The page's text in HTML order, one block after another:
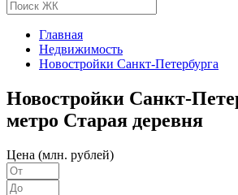
Главная
Недвижимость
Новостройки Санкт-Петербурга
Новостройки Санкт-
метро Старая деревня
Цена (млн. рублей)